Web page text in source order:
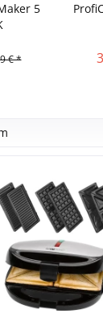
5
€ *